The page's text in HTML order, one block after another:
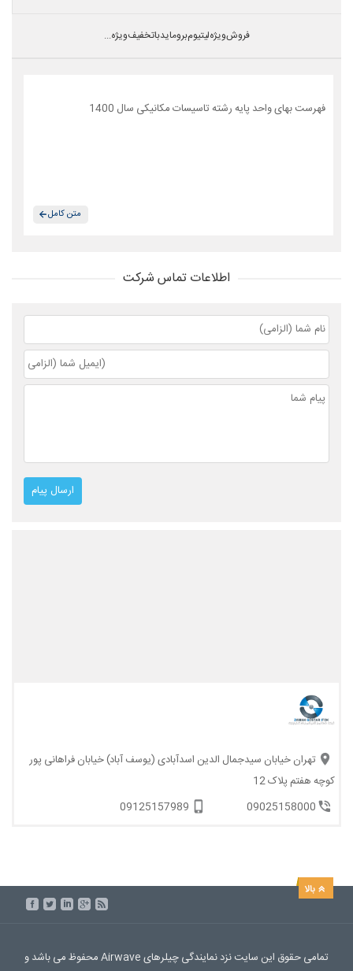
فروش ویژه لیتیوم بروماید با تخفیف ویژه...
فهرست بهای واحد پایه رشته تاسیسات مکانیکی سال 1400
متن کامل
اطلاعات تماس شرکت
تهران خیابان سیدجمال الدین اسدآبادی (یوسف آباد) خیابان فراهانی پور
کوچه هفتم پلاک 12
09025158000
09125157989
تمامی حقوق این سایت نزد نمایندگی چیلرهای Airwave محفوظ می باشد و